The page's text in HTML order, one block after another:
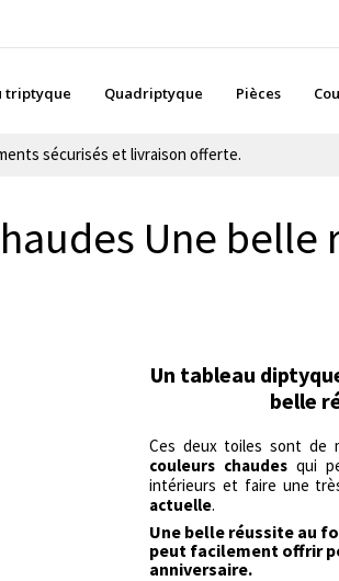
triptyque Quadriptyque Pièces
sécurisés et livraison offerte.
Une belle
Un tableau
belle
Ces deux toiles sont de
couleurs chaudes qui
intérieurs et faire une
actuelle.
Une belle réussite au
peut facilement offrir
anniversaire.